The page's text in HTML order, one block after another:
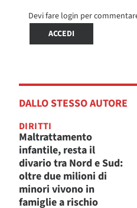
Devi fare login per
ACCEDI
DALLO STESSO AUTORE
DIRITTI
Maltrattamento
infantile, resta il
divario tra Nord e Sud:
oltre due milioni di
minori vivono in
famiglie a rischio